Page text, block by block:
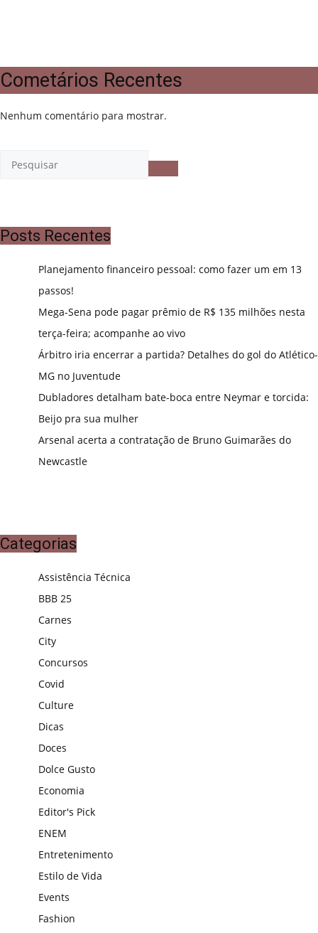
Cometários Recentes
Nenhum comentário para mostrar.
Posts Recentes
Planejamento financeiro pessoal: como fazer um em 13
passos!
Mega-Sena pode pagar prêmio de R$ 135 milhões nesta
terça-feira; acompanhe ao vivo
Árbitro iria encerrar a partida? Detalhes do gol do Atlético-
MG no Juventude
Dubladores detalham bate-boca entre Neymar e torcida:
Beijo pra sua mulher
Arsenal acerta a contratação de Bruno Guimarães do
Newcastle
Categorias
Assistência Técnica
BBB 25
Carnes
City
Concursos
Covid
Culture
Dicas
Doces
Dolce Gusto
Economia
Editor's Pick
ENEM
Entretenimento
Estilo de Vida
Events
Fashion